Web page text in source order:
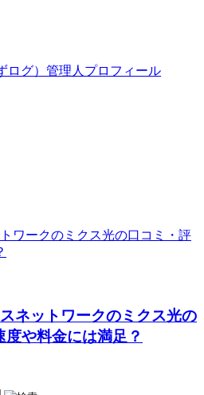
ログ）管理人プロフィール
ネットワークのミクス光の
度や料金には満足？